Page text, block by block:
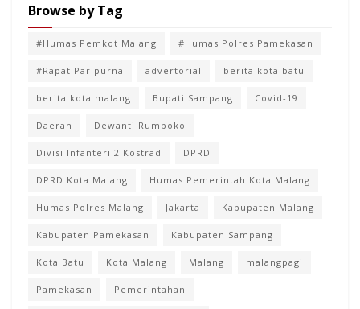
Browse by Tag
#Humas Pemkot Malang #Humas Polres Pamekasan
#Rapat Paripurna advertorial berita kota batu
berita kota malang Bupati Sampang Covid-19
Daerah Dewanti Rumpoko
Divisi Infanteri 2 Kostrad DPRD
DPRD Kota Malang Humas Pemerintah Kota Malang
Humas Polres Malang Jakarta Kabupaten Malang
Kabupaten Pamekasan Kabupaten Sampang
Kota Batu Kota Malang Malang malangpagi
Pamekasan Pemerintahan